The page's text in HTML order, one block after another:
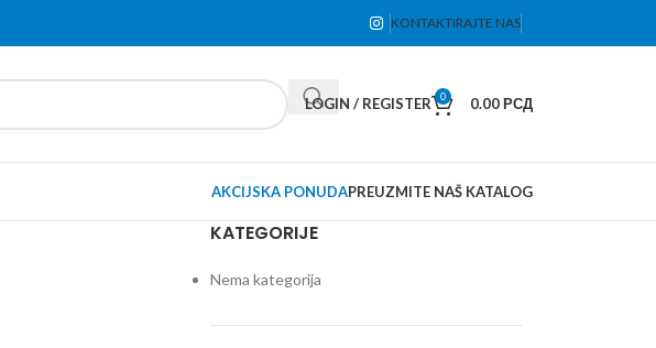
KONTAKTIRAJTE NAS
LOGIN / REGISTER 0 0.00РСД
AKCIJSKA PONUDAPREUZMITE NAŠ KATALOG
KATEGORIJE
Nema kategorija